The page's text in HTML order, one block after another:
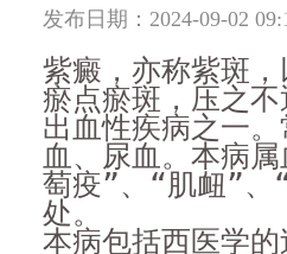
发布日期：2024-09-02
紫癜，亦称紫斑
瘀点瘀斑，压之
出血性疾病之一
血、尿血。本病
萄疫”、“肌衄”、
处。
本病包括西医学